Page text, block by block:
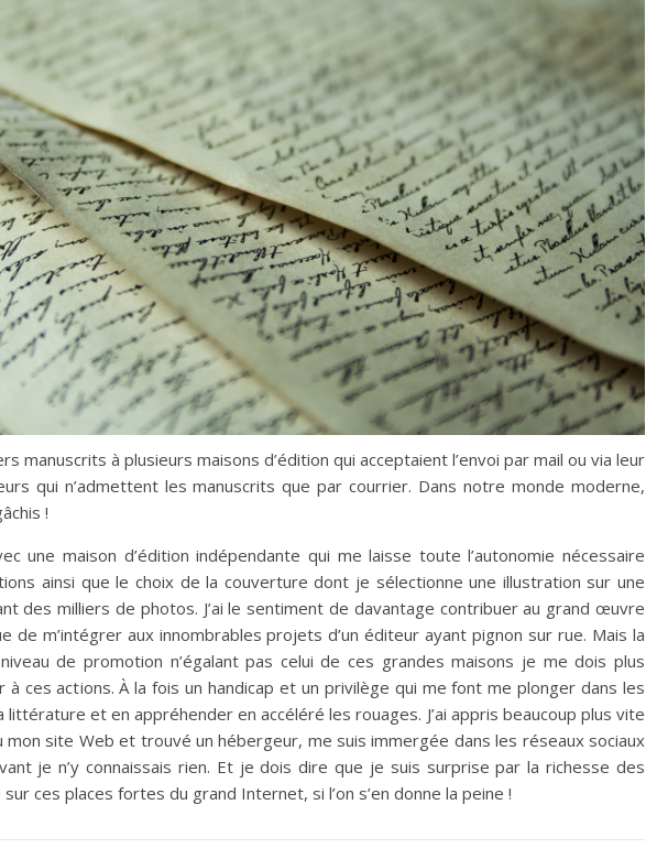
manuscrits à plusieurs maisons d’édition qui acceptaient l’envoi par mail ou via leur
qui n’admettent les manuscrits que par courrier. Dans notre monde moderne,
!
une maison d’édition indépendante qui me laisse toute l’autonomie nécessaire
ainsi que le choix de la couverture dont je sélectionne une illustration sur une
des milliers de photos. J’ai le sentiment de davantage contribuer au grand œuvre
de m’intégrer aux innombrables projets d’un éditeur ayant pignon sur rue. Mais la
de promotion n’égalant pas celui de ces grandes maisons je me dois plus
ces actions. À la fois un handicap et un privilège qui me font me plonger dans les
et en appréhender en accéléré les rouages. J’ai appris beaucoup plus vite
mon site Web et trouvé un hébergeur, me suis immergée dans les réseaux sociaux
je n’y connaissais rien. Et je dois dire que je suis surprise par la richesse des
ces places fortes du grand Internet, si l’on s’en donne la peine !